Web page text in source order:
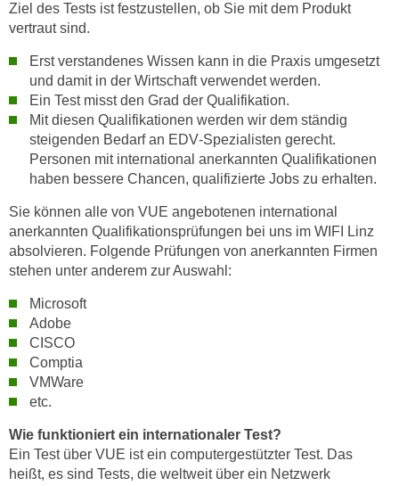
Ziel des Tests ist festzustellen, ob Sie mit dem Produkt
vertraut sind.
Erst verstandenes Wissen kann in die Praxis umgesetzt
und damit in der Wirtschaft verwendet werden.
Ein Test misst den Grad der Qualifikation.
Mit diesen Qualifikationen werden wir dem ständig
steigenden Bedarf an EDV‑Spezialisten gerecht.
Personen mit international anerkannten Qualifikationen
haben bessere Chancen, qualifizierte Jobs zu erhalten.
Sie können alle von VUE angebotenen international
anerkannten Qualifikationsprüfungen bei uns im WIFI Linz
absolvieren. Folgende Prüfungen von anerkannten Firmen
stehen unter anderem zur Auswahl:
Microsoft
Adobe
CISCO
Comptia
VMWare
etc.
Wie funktioniert ein internationaler Test?
Ein Test über VUE ist ein computergestützter Test. Das
heißt, es sind Tests, die weltweit über ein Netzwerk